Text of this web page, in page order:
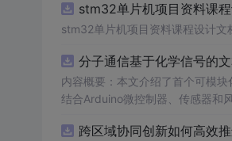
stm32单片机项目资料课
stm32单片机项目资料课程设计文
分子通信基于化学信号的
内容概要：本文介绍了首个可模
结合Arduino微控制器、传感器和
本、易复现的硬件平台。; 适合人群：具备电子工程、通信系统或交叉学科背景，从事纳米技术、生物通信或新型通信系统研究的科研人员
跨区域协同创新如何高效